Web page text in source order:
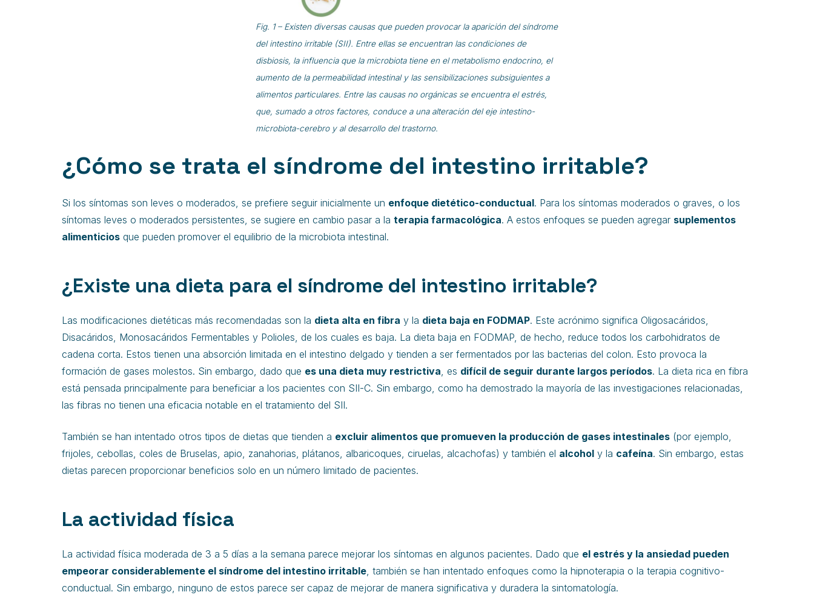
Fig. 1 – Existen diversas causas que pueden provocar la aparición del síndrome
del intestino irritable (SII). Entre ellas se encuentran las condiciones de
disbiosis, la influencia que la microbiota tiene en el metabolismo endocrino, el
aumento de la permeabilidad intestinal y las sensibilizaciones subsiguientes a
alimentos particulares. Entre las causas no orgánicas se encuentra el estrés,
que, sumado a otros factores, conduce a una alteración del eje intestino-
microbiota-cerebro y al desarrollo del trastorno.
¿Cómo se trata el síndrome del intestino irritable?
Si los síntomas son leves o moderados, se prefiere seguir inicialmente un enfoque dietético-conductual. Para los síntomas moderados o graves, o los
síntomas leves o moderados persistentes, se sugiere en cambio pasar a la terapia farmacológica. A estos enfoques se pueden agregar suplementos
alimenticios que pueden promover el equilibrio de la microbiota intestinal.
¿Existe una dieta para el síndrome del intestino irritable?
Las modificaciones dietéticas más recomendadas son la dieta alta en fibra y la dieta baja en FODMAP. Este acrónimo significa Oligosacáridos,
Disacáridos, Monosacáridos Fermentables y Polioles, de los cuales es baja. La dieta baja en FODMAP, de hecho, reduce todos los carbohidratos de
cadena corta. Estos tienen una absorción limitada en el intestino delgado y tienden a ser fermentados por las bacterias del colon. Esto provoca la
formación de gases molestos. Sin embargo, dado que es una dieta muy restrictiva, es difícil de seguir durante largos períodos. La dieta rica en fibra
está pensada principalmente para beneficiar a los pacientes con SII-C. Sin embargo, como ha demostrado la mayoría de las investigaciones relacionadas,
las fibras no tienen una eficacia notable en el tratamiento del SII.
También se han intentado otros tipos de dietas que tienden a excluir alimentos que promueven la producción de gases intestinales (por ejemplo,
frijoles, cebollas, coles de Bruselas, apio, zanahorias, plátanos, albaricoques, ciruelas, alcachofas) y también el alcohol y la cafeína. Sin embargo, estas
dietas parecen proporcionar beneficios solo en un número limitado de pacientes.
La actividad física
La actividad física moderada de 3 a 5 días a la semana parece mejorar los síntomas en algunos pacientes. Dado que el estrés y la ansiedad pueden
empeorar considerablemente el síndrome del intestino irritable, también se han intentado enfoques como la hipnoterapia o la terapia cognitivo-
conductual. Sin embargo, ninguno de estos parece ser capaz de mejorar de manera significativa y duradera la sintomatología.